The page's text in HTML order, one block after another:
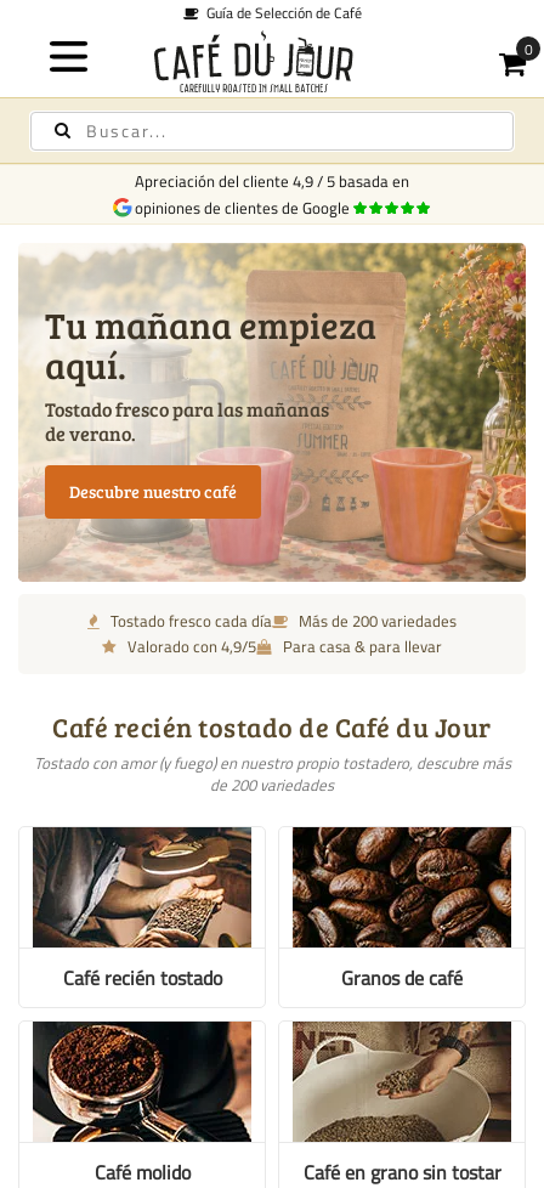
Guía de Selección de Café
Apreciación del cliente 4,9/5 basada en
opiniones de clientes de Google
Tu mañana empieza
aquí.
Tostado fresco para las mañanas
de verano.
Descubre nuestro café
Tostado fresco cada día
Más de 200 variedades
Valorado con 4,9/5
Para casa & para llevar
Café recién tostado de Café du Jour
Tostado con amor (y fuego) en nuestro propio tostadero, descubre más
de 200 variedades
Café recién tostado Granos de café
Café molido Café en grano sin tostar